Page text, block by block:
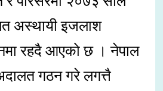
अस्थायी इजलाश
रहदै आएको छ । नेपाल
गठन गरे लगत्तै